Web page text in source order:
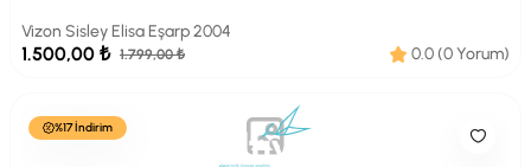
Vizon Sisley Elisa Eşarp 2004
1.500,00 ₺ 1.799,00 ₺ 0.0 (0 Yorum)
%17 İndirim